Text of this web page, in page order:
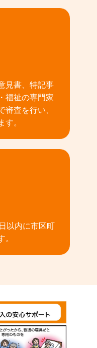
見書、特記事
福祉の専門家
査を行い、
。
以内に市区町